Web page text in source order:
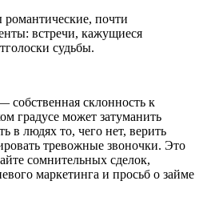
почти
встречи, кажущиеся
судьбы.
склонность к
градусе может затуманить
в людях то, чего нет, верить
тревожные звоночки. Это
сомнительных сделок,
маркетинга и просьб о займе